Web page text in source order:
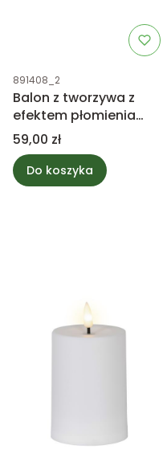
Kod produktu
891408_2
Balon z tworzywa z
efektem płomienia
czerwony 25cm
Cena
59,00 zł
Do koszyka